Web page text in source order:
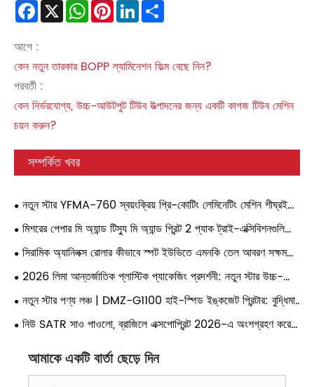
Facebook
X WhatsApp
PinterestLinkedIn
আগে :
কেন নতুন তারকার BOPP ল্যামিনেশন ফিল্ম বেছে নিন?
পরবর্তী :
কেন নির্ভরযোগ্য, উচ্চ-আউটপুট টিউব উত্পাদনের জন্য একটি কাগজ টিউব মেশিন
চয়ন করুন?
সম্পর্কিত খবর
নতুন স্টার YFMA-760 স্বয়ংক্রিয় প্রি-কোটিং লেমিনেটিং মেশিন শীঘ্রই
সৌদি আরবে একজন গ্রাহকের কাছে পাঠানো হবে।
মিশরের পেপার মি অ্যান্ড টিস্যু মি অ্যান্ড প্রিন্ট 2 প্যাক ট্রাই-এক্সিবিশনগুলি
দুর্দান্তভাবে খোলা হয়েছে, প্যাকেজিংয়ে নতুন ট্রেন্ডগুলিতে এক ঝাঁকুনির উঁকি দেয়।
সিরামিক অ্যানিলক্স রোলার কীভাবে স্পট ইউভিতে এমনকি তেল আবরণ সক্ষম
করে
2026 লিমা আন্তর্জাতিক প্লাস্টিক প্যাকেজিং প্রদর্শনী: নতুন স্টার উচ্চ-
পারফরম্যান্স স্বয়ংক্রিয় ল্যামিনেশন মেশিন প্রদর্শন করবে
নতুন স্টার পণ্য লঞ্চ | DMZ-G1100 হাই-স্পিড ইঙ্কজেট প্রিন্টার: বুদ্ধিমান
পরিবর্তনশীল মুদ্রণ সক্ষম করা এবং শীট-আপ মুদ্রিত পণ্যগুলির সুনির্দিষ্ট পরিদর্শন
নিউ SATR সাও পাওলো, ব্রাজিলে এক্সপোপ্রিন্ট 2026-এ অংশগ্রহণ করেছে
আমাকে একটি বার্তা ছেড়ে দিন